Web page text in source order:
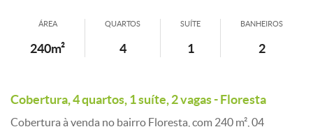
ÁREA
240m²
QUARTOS
4
SUÍTE
1
BANHEIROS
2
Cobertura, 4 quartos, 1 suíte, 2 vagas - Floresta
Cobertura à venda no bairro Floresta, com 240 m², 04